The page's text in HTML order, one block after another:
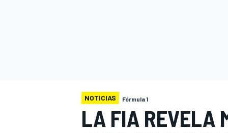
NOTICIAS Fórmula 1
LA FIA REVELA